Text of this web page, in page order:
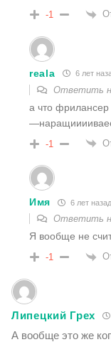
-1
reala 6 лет
Ответить
а что фрилансер
-1
Имя 6 лет назад
Ответить
Я вообще не
-1
Липецкий Грех
А вообще это же